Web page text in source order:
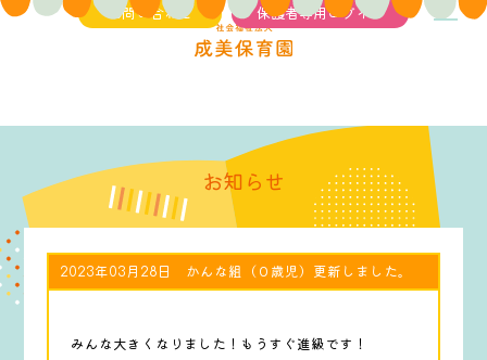
お問い合わせ 保護者専用ログイン
お知らせ
2023年03月28日 かんな組（０歳児）更新しました。
みんな大きくなりました！もうすぐ進級です！